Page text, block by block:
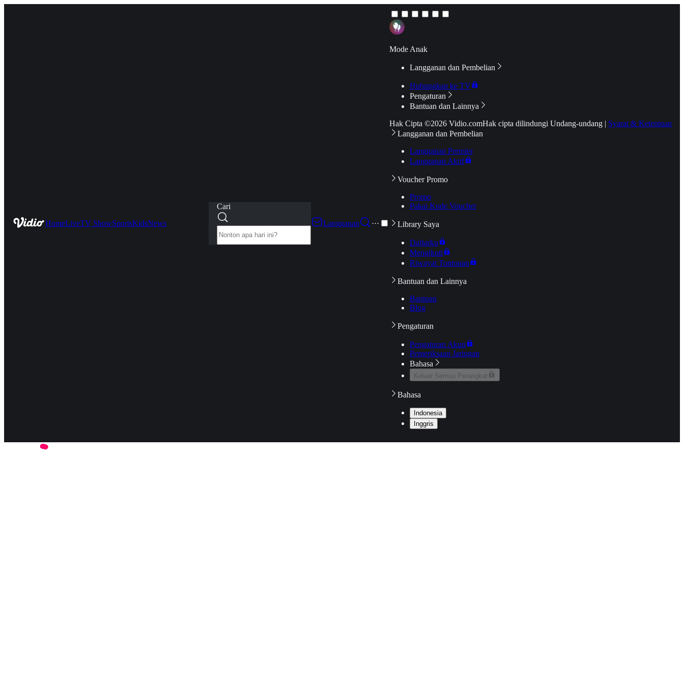
HomeLiveTV ShowSportsKidsNews
Cari
Langganan
···
Mode Anak
Langganan dan Pembelian
Hubungkan ke TV
Pengaturan
Bantuan dan Lainnya
Hak Cipta ©2026 Vidio.comHak cipta dilindungi Undang-undang | Syarat & Ketentuan
Langganan dan Pembelian
Langganan Premier
Langganan Aktif
Voucher Promo
Promo
Pakai Kode Voucher
Library Saya
Daftarku
Mengikuti
Riwayat Tontonan
Bantuan dan Lainnya
Bantuan
Blog
Pengaturan
Pengaturan Akun
Pemeriksaan Jaringan
Bahasa
Keluar Semua Perangkat
Bahasa
Indonesia
Inggris